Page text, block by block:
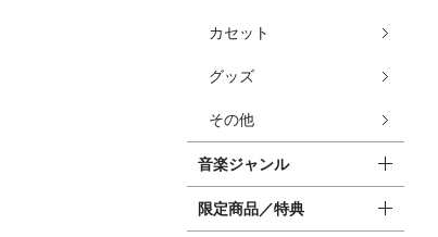
カセット
グッズ
その他
音楽ジャンル
限定商品／特典